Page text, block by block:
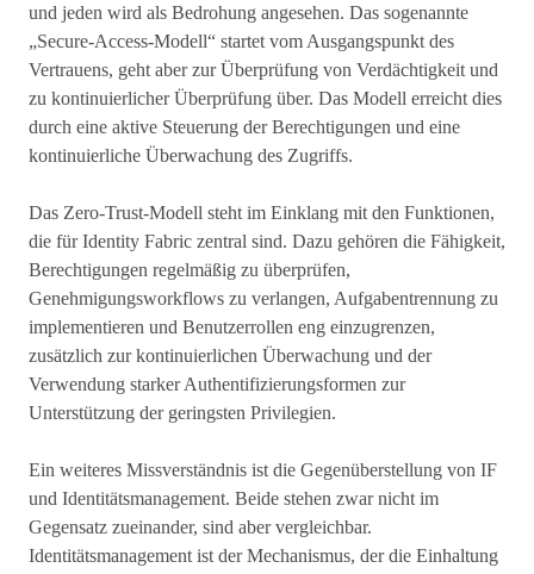
und jeden wird als Bedrohung angesehen. Das sogenannte
„Secure-Access-Modell“ startet vom Ausgangspunkt des
Vertrauens, geht aber zur Überprüfung von Verdächtigkeit und
zu kontinuierlicher Überprüfung über. Das Modell erreicht dies
durch eine aktive Steuerung der Berechtigungen und eine
kontinuierliche Überwachung des Zugriffs.
Das Zero-Trust-Modell steht im Einklang mit den Funktionen,
die für Identity Fabric zentral sind. Dazu gehören die Fähigkeit,
Berechtigungen regelmäßig zu überprüfen,
Genehmigungsworkflows zu verlangen, Aufgabentrennung zu
implementieren und Benutzerrollen eng einzugrenzen,
zusätzlich zur kontinuierlichen Überwachung und der
Verwendung starker Authentifizierungsformen zur
Unterstützung der geringsten Privilegien.
Ein weiteres Missverständnis ist die Gegenüberstellung von IF
und Identitätsmanagement. Beide stehen zwar nicht im
Gegensatz zueinander, sind aber vergleichbar.
Identitätsmanagement ist der Mechanismus, der die Einhaltung